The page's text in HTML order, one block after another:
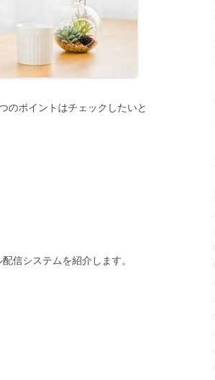
のポイントはチェックしたいと
信システムを紹介します。